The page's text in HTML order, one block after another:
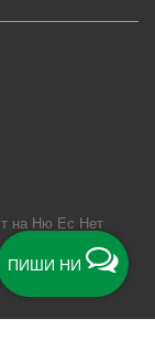
ПИШИ НИ
на Ню Ес Нет